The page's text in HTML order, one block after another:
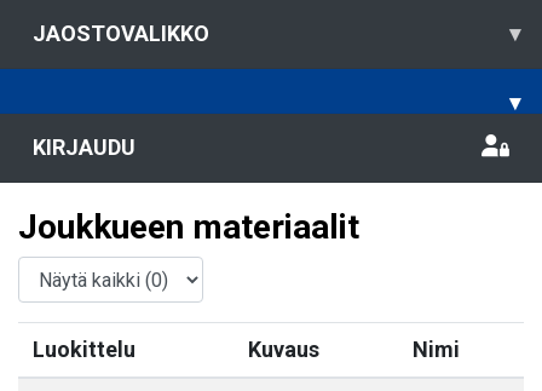
JAOSTOVALIKKO ▾
▾
KIRJAUDU
Joukkueen materiaalit
Luokittelu Kuvaus Nimi